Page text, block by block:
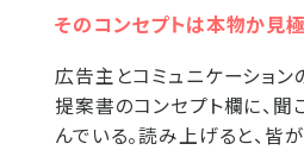
そのコンセプトは本物か見
広告主とコミュニケーション
提案書のコンセプト欄に、
んでいる。読み上げると、皆